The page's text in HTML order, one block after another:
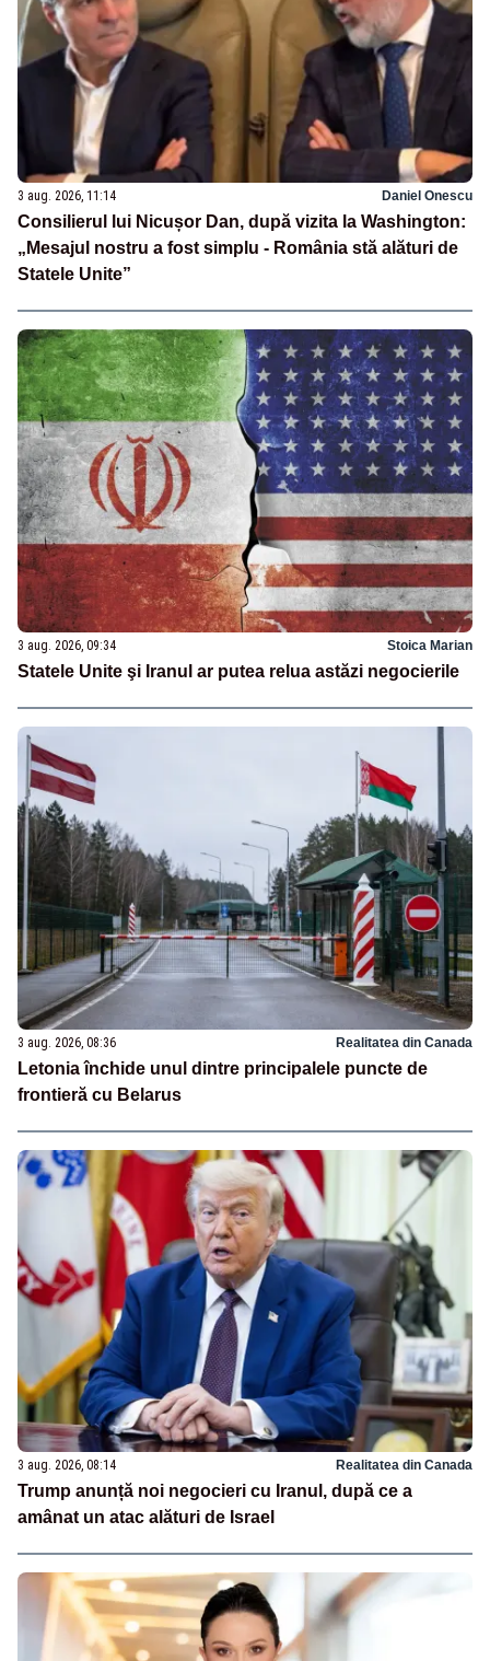
3 aug. 2026, 11:14 Daniel Onescu
Consilierul lui Nicușor Dan, după vizita la Washington:
„Mesajul nostru a fost simplu - România stă alături de
Statele Unite”
3 aug. 2026, 09:34 Stoica Marian
Statele Unite şi Iranul ar putea relua astăzi negocierile
3 aug. 2026, 08:36 Realitatea din Canada
Letonia închide unul dintre principalele puncte de
frontieră cu Belarus
3 aug. 2026, 08:14 Realitatea din Canada
Trump anunță noi negocieri cu Iranul, după ce a
amânat un atac alături de Israel